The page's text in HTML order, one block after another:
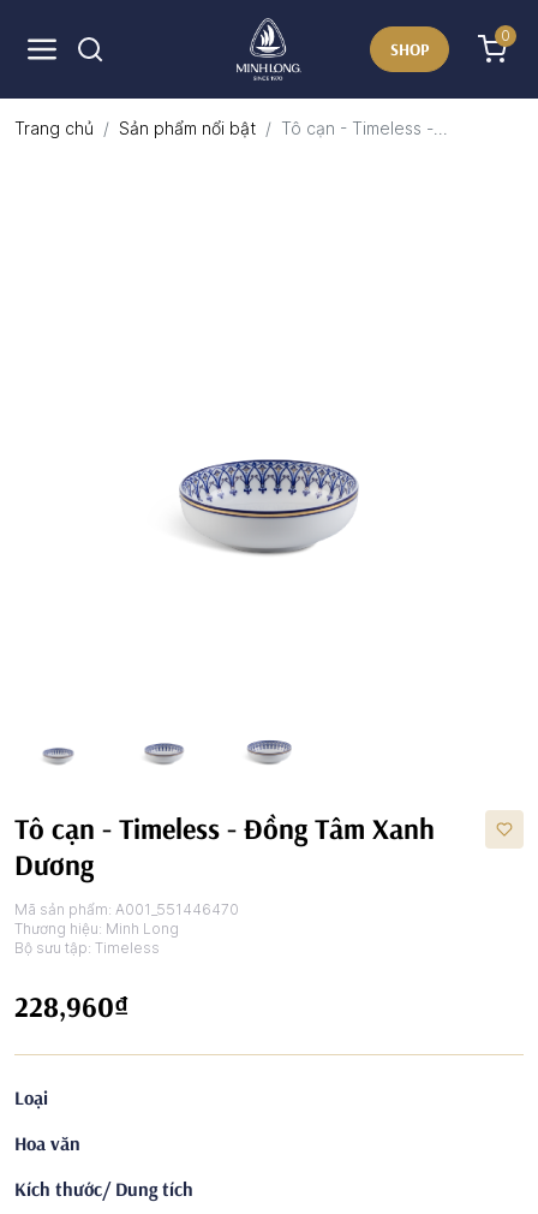
SHOP
0
Trang chủ Sản phẩm nổi bật Tô cạn - Timeless -...
Tô cạn - Timeless - Đồng Tâm Xanh
Dương
Mã sản phẩm: A001_551446470
Thương hiệu: Minh Long
Bộ sưu tập: Timeless
228,960₫
Loại
Hoa văn
Kích thước/ Dung tích